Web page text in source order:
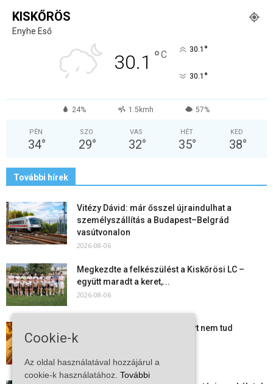
KISKŐRÖS
Enyhe Eső
30.1 °C 30.1 °
30.1 °
24% 1.5kmh 57%
PÉN
34°
SZO
29°
VAS
32°
HÉT
35°
KED
38°
További hírek
Vitézy Dávid: már ősszel újraindulhat a
személyszállítás a Budapest–Belgrád
vasútvonalon
2026-08-06
Megkezdte a felkészülést a Kiskőrösi LC –
együtt maradt a keret,...
2026-08-06
Mi történik Európa felett? Ezért nem tud
szabadulni a kontinens a...
Cookie-k
Az oldal használatával hozzájárul a
cookie-k használatához. További